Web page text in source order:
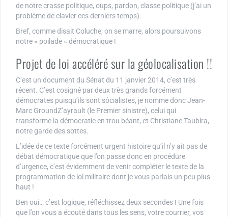
de notre crasse politique, oups, pardon, classe politique (j’ai un
problème de clavier ces derniers temps).
Bref, comme disait Coluche, on se marre, alors poursuivons
notre « poilade » démocratique !
Projet de loi accéléré sur la géolocalisation !!
C’est un document du Sénat du 11 janvier 2014, c’est très
récent. C’est cosigné par deux très grands forcément
démocrates puisqu’ils sont sôcialistes, je nomme donc Jean-
Marc GroundZ’ayrault (le Premier sinistre), celui qui
transforme la démocratie en trou béant, et Christiane Taubira,
notre garde des sottes.
L’idée de ce texte forcément urgent histoire qu’il n’y ait pas de
débat démocratique que l’on passe donc en procédure
d’urgence, c’est évidemment de venir compléter le texte de la
programmation de loi militaire dont je vous parlais un peu plus
haut !
Ben oui… c’est logique, réfléchissez deux secondes ! Une fois
que l’on vous a écouté dans tous les sens, votre courrier, vos